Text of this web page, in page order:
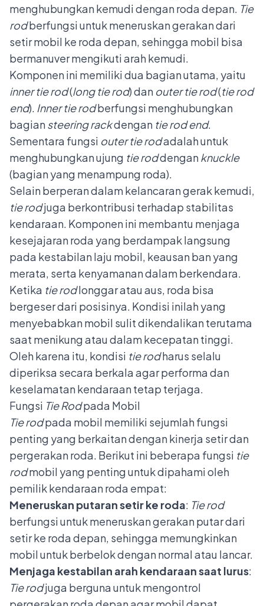
menghubungkan kemudi dengan roda depan. Tie
rodberfungsi untuk meneruskan gerakan dari
setir mobil ke roda depan, sehingga mobil bisa
bermanuver mengikuti arah kemudi.
Komponen ini memiliki dua bagian utama, yaitu
inner tie rod(long tie rod) dan outer tie rod(tie rod
end). Inner tie rodberfungsi menghubungkan
bagiansteering rackdengan tie rod end.
Sementara fungsi outer tie rodadalah untuk
menghubungkan ujung tie roddenganknuckle
(bagian yang menampung roda).
Selain berperan dalam kelancaran gerak kemudi,
tie rodjuga berkontribusi terhadap stabilitas
kendaraan. Komponen ini membantu menjaga
kesejajaran roda yang berdampak langsung
pada kestabilan laju mobil, keausan ban yang
merata, serta kenyamanan dalam berkendara.
Ketika tie rodlonggar atau aus, roda bisa
bergeser dari posisinya. Kondisi inilah yang
menyebabkan mobil sulit dikendalikan terutama
saat menikung atau dalam kecepatan tinggi.
Oleh karena itu, kondisi tie rodharus selalu
diperiksa secara berkala agar performa dan
keselamatan kendaraan tetap terjaga.
Fungsi Tie Rodpada Mobil
Tie rodpada mobil memiliki sejumlah fungsi
penting yang berkaitan dengan kinerja setir dan
pergerakan roda. Berikut ini beberapa fungsi tie
rodmobil yang penting untuk dipahami oleh
pemilik kendaraan roda empat:
Meneruskan putaran setir ke roda: Tie rod
berfungsi untuk meneruskan gerakan putar dari
setir ke roda depan, sehingga memungkinkan
mobil untuk berbelok dengan normal atau lancar.
Menjaga kestabilan arah kendaraan saat lurus:
Tie rodjuga berguna untuk mengontrol